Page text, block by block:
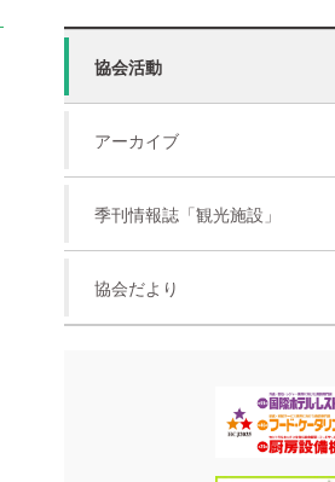
協会活動
アーカイブ
季刊情報誌「観光施設」
協会だより